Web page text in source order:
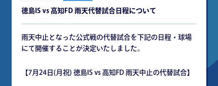
徳島IS vs 高知FD 雨天代替試合日程について
雨天中止となった公式戦の代替試合を下記の日程・球場
にて開催することが決定いたしました。
【7月24日(月祝) 徳島IS vs 高知FD 雨天中止の代替試合】